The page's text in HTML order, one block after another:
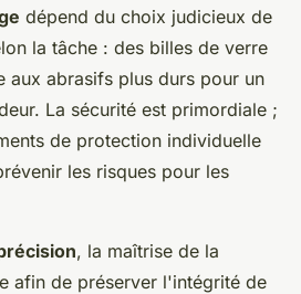
dépend du choix judicieux de
la tâche : des billes de verre
aux abrasifs plus durs pour un
La sécurité est primordiale ;
de protection individuelle
les risques pour les
, la maîtrise de la
afin de préserver l'intégrité de